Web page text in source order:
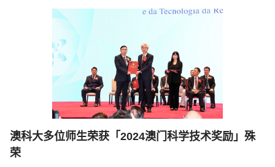
澳科大多位师生荣获「2024澳门科学技术奖励」殊
荣